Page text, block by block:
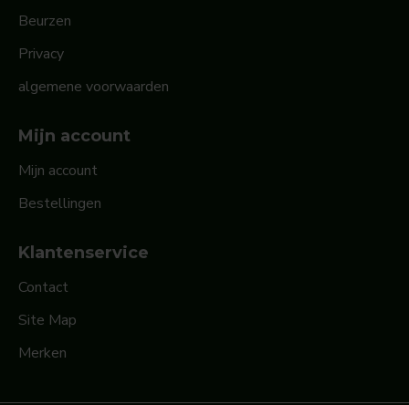
Beurzen
Privacy
algemene voorwaarden
Mijn account
Mijn account
Bestellingen
Klantenservice
Contact
Site Map
Merken